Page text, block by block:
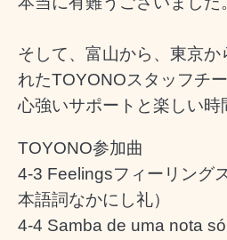
そして、富山から、東京か
れたTOYONOスタッフチー
心強いサポートと楽しい時
TOYONO参加曲
4-3 Feelingsフィーリング
本語詞なかにし礼）
4-4 Samba de uma nota